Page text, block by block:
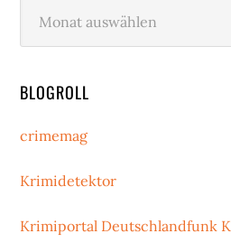
BLOGROLL
crimemag
Krimidetektor
Krimiportal Deutschlandfunk